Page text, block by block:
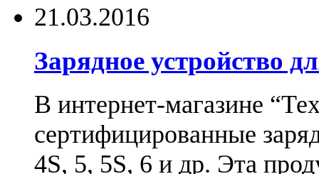
21.03.2016
Зарядное устройство
В интернет-магазине
сертифицированные
4S, 5, 5S, 6 и др. Эта